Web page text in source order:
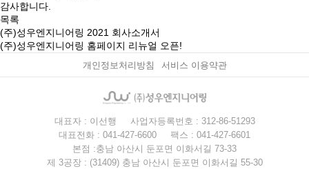
감사합니다.
목록
(주)성우엔지니어링 2021 회사소개서
(주)성우엔지니어링 홈페이지 리뉴얼 오픈!
개인정보처리방침 서비스 이용약관
대표자 : 이선행
사업자등록번호 : 312-86-51293
대표전화 : 041-427-6600
팩스 : 041-427-6601
본점 :충남 아산시 둔포면 이화서길 73-33
제 3공장 : (31409) 충남 아산시 둔포면 이화서길 55-30